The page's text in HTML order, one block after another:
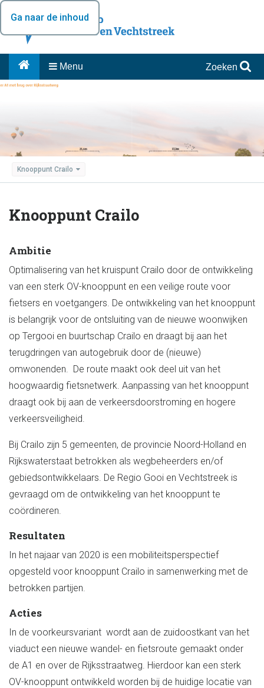
Ga naar de inhoud
Menu Zoeken
Knooppunt Crailo
Knooppunt Crailo
Ambitie
Optimalisering van het kruispunt Crailo door de ontwikkeling
van een sterk OV-knooppunt en een veilige route voor
fietsers en voetgangers. De ontwikkeling van het knooppunt
is belangrijk voor de ontsluiting van de nieuwe woonwijken
op Tergooi en buurtschap Crailo en draagt bij aan het
terugdringen van autogebruik door de (nieuwe)
omwonenden. De route maakt ook deel uit van het
hoogwaardig fietsnetwerk. Aanpassing van het knooppunt
draagt ook bij aan de verkeersdoorstroming en hogere
verkeersveiligheid.
Bij Crailo zijn 5 gemeenten, de provincie Noord-Holland en
Rijkswaterstaat betrokken als wegbeheerders en/of
gebiedsontwikkelaars. De Regio Gooi en Vechtstreek is
gevraagd om de ontwikkeling van het knooppunt te
coördineren.
Resultaten
In het najaar van 2020 is een mobiliteitsperspectief
opgesteld voor knooppunt Crailo in samenwerking met de
betrokken partijen.
Acties
In de voorkeursvariant wordt aan de zuidoostkant van het
viaduct een nieuwe wandel- en fietsroute gemaakt onder
de A1 en over de Rijksstraatweg. Hierdoor kan een sterk
OV-knooppunt ontwikkeld worden bij de huidige locatie van